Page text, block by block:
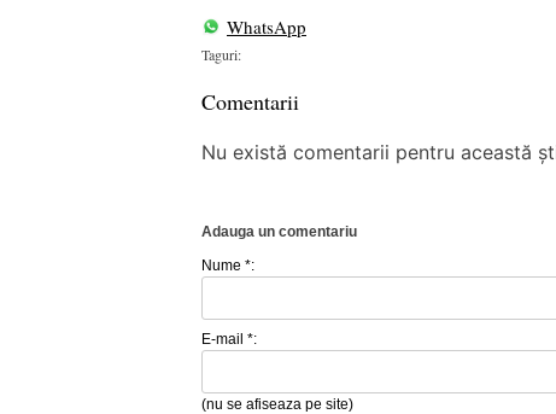
WhatsApp
Taguri:
Comentarii
Nu există comentarii pentru această
Adauga un comentariu
Nume *:
E-mail *:
(nu se afiseaza pe site)